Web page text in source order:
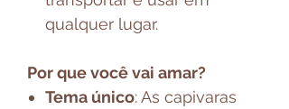
qualquer lugar.
Por que você vai amar?
Tema único: As capivaras